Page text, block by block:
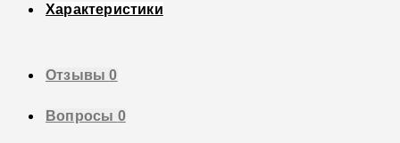
Характеристики
Отзывы0
Вопросы 0